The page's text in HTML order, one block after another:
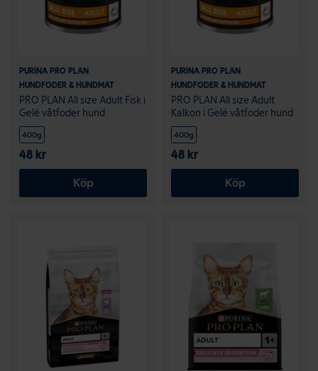
PURINA PRO PLAN
HUNDFODER & HUNDMAT
PRO PLAN All size Adult Fisk i
Gelé våtfoder hund
400g
48 kr
Köp
PURINA PRO PLAN
HUNDFODER & HUNDMAT
PRO PLAN All size Adult
Kalkon i Gelé våtfoder hund
400g
48 kr
Köp